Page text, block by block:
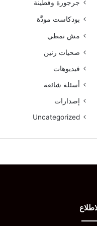
جرجورة وفطينة
بودكاست مودَّة
مش نمطي
صحيات رنين
فيديوهات
أسئلة شائعة
إصدارات
Uncategorized